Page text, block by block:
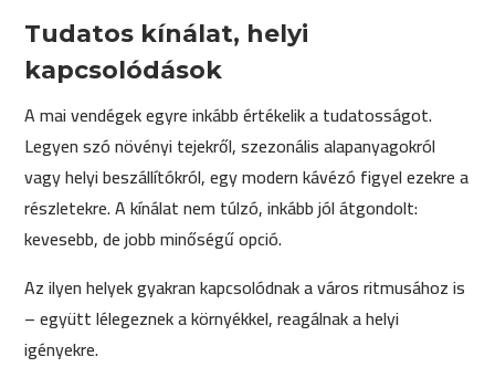
Tudatos kínálat, helyi
kapcsolódások
A mai vendégek egyre inkább értékelik a tudatosságot.
Legyen szó növényi tejekről, szezonális alapanyagokról
vagy helyi beszállítókról, egy modern kávézó figyel ezekre a
részletekre. A kínálat nem túlzó, inkább jól átgondolt:
kevesebb, de jobb minőségű opció.
Az ilyen helyek gyakran kapcsolódnak a város ritmusához is
– együtt lélegeznek a környékkel, reagálnak a helyi
igényekre.